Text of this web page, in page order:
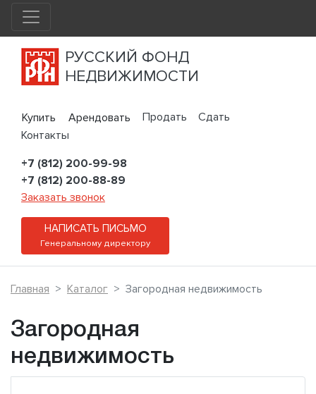
РУССКИЙ ФОНД
НЕДВИЖИМОСТИ
Купить Арендовать Продать
Сдать
Контакты
+7 (812) 200-99-98
+7 (812) 200-88-89
Заказать звонок
НАПИСАТЬ ПИСЬМО
Генеральному директору
Главная Каталог Загородная недвижимость
Загородная
недвижимость